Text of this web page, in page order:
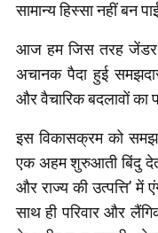
सामान्य हिस्सा नहीं बन
आज हम जिस तरह जेंडर
अचानक पैदा हुई
और वैचारिक बदलावों का
इस विकासक्रम को
एक अहम शुरुआती बिंदु
और राज्य की उत्पत्ति’
साथ ही परिवार और